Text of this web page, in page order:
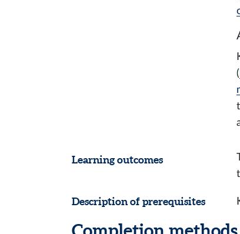
(
Learning outcomes
Description of prerequisites